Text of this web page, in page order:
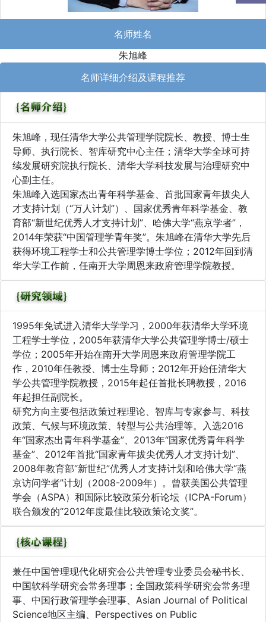
名师姓名
朱旭峰
名师详细介绍及课程推荐
朱旭峰，现任清华大学公共管理学院院长、教授、博士生
导师、执行院长、智库研究中心主任；清华大学全球可持
续发展研究院执行院长、清华大学科技发展与治理研究中
心副主任。
朱旭峰入选国家杰出青年科学基金、首批国家青年拔尖人
才支持计划（“万人计划”）、国家优秀青年科学基金、教
育部“新世纪优秀人才支持计划”、哈佛大学“燕京学者”，
2014年荣获“中国管理学青年奖”。朱旭峰在清华大学先后
获得环境工程学士和公共管理学博士学位；2012年回到清
华大学工作前，任南开大学周恩来政府管理学院教授。
1995年免试进入清华大学学习，2000年获清华大学环境
工程学士学位，2005年获清华大学公共管理学博士/硕士
学位；2005年开始在南开大学周恩来政府管理学院工
作，2010年任教授、博士生导师；2012年开始任清华大
学公共管理学院教授，2015年起任首批长聘教授，2016
年起担任副院长。
研究方向主要包括政策过程理论、智库与专家参与、科技
政策、气候与环境政策、转型与公共治理等。入选2016
年“国家杰出青年科学基金”、2013年“国家优秀青年科学
基金”、2012年首批“国家青年拔尖优秀人才支持计划”、
2008年教育部“新世纪”优秀人才支持计划和哈佛大学“燕
京访问学者”计划（2008-2009年）。曾获美国公共管理
学会（ASPA）和国际比较政策分析论坛（ICPA-Forum）
联合颁发的“2012年度最佳比较政策论文奖”。
兼任中国管理现代化研究会公共管理专业委员会秘书长、
中国软科学研究会常务理事；全国政策科学研究会常务理
事、中国行政管理学会理事、Asian Journal of Political
Science地区主编、Perspectives on Public